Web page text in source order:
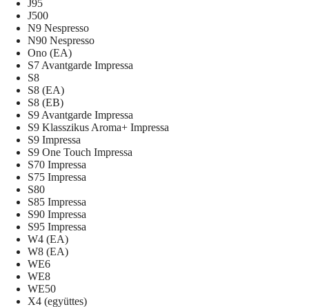
J95
J500
N9 Nespresso
N90 Nespresso
Ono (EA)
S7 Avantgarde Impressa
S8
S8 (EA)
S8 (EB)
S9 Avantgarde Impressa
S9 Klasszikus Aroma+ Impressa
S9 Impressa
S9 One Touch Impressa
S70 Impressa
S75 Impressa
S80
S85 Impressa
S90 Impressa
S95 Impressa
W4 (EA)
W8 (EA)
WE6
WE8
WE50
X4 (együttes)